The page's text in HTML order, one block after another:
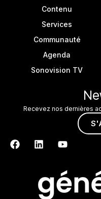
Contenu
Services
Communauté
Agenda
Sonovision TV
Recevez nos dernières